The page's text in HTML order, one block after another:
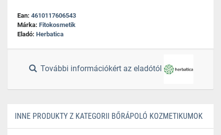
Ean: 4610117606543
Márka: Fitokosmetik
Eladó: Herbatica
További információkért az eladótól
INNE PRODUKTY Z KATEGORII BŐRÁPOLÓ KOZMETIKUMOK